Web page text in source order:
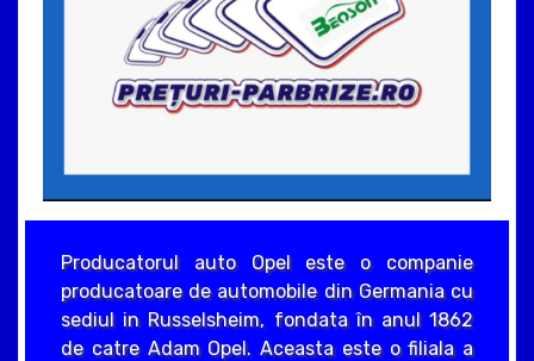
Producatorul auto Opel este o companie
producatoare de automobile din Germania cu
sediul in Russelsheim, fondata în anul 1862
de catre Adam Opel. Aceasta este o filiala a